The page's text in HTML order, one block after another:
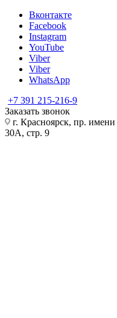
Вконтакте
Facebook
Instagram
YouTube
Viber
Viber
WhatsApp
+7 391 215-216-9
Заказать звонок
г. Красноярск, пр.
30А, стр. 9